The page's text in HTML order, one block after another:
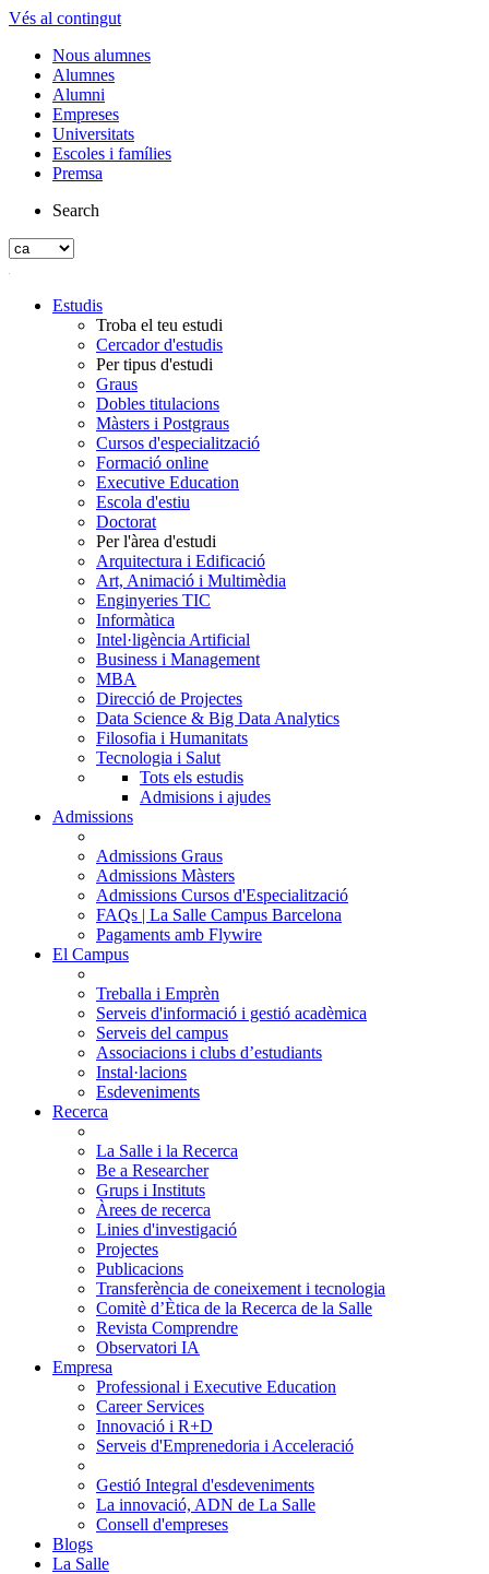
Vés al contingut
Nous alumnes
Alumnes
Alumni
Empreses
Universitats
Escoles i famílies
Premsa
Search
Estudis
Troba el teu estudi
Cercador d'estudis
Per tipus d'estudi
Graus
Dobles titulacions
Màsters i Postgraus
Cursos d'especialització
Formació online
Executive Education
Escola d'estiu
Doctorat
Per l'àrea d'estudi
Arquitectura i Edificació
Art, Animació i Multimèdia
Enginyeries TIC
Informàtica
Intel·ligència Artificial
Business i Management
MBA
Direcció de Projectes
Data Science & Big Data Analytics
Filosofia i Humanitats
Tecnologia i Salut
Tots els estudis
Admisions i ajudes
Admissions
Admissions Graus
Admissions Màsters
Admissions Cursos d'Especialització
FAQs | La Salle Campus Barcelona
Pagaments amb Flywire
El Campus
Treballa i Emprèn
Serveis d'informació i gestió acadèmica
Serveis del campus
Associacions i clubs d’estudiants
Instal·lacions
Esdeveniments
Recerca
La Salle i la Recerca
Be a Researcher
Grups i Instituts
Àrees de recerca
Linies d'investigació
Projectes
Publicacions
Transferència de coneixement i tecnologia
Comitè d’Ètica de la Recerca de la Salle
Revista Comprendre
Observatori IA
Empresa
Professional i Executive Education
Career Services
Innovació i R+D
Serveis d'Emprenedoria i Acceleració
Gestió Integral d'esdeveniments
La innovació, ADN de La Salle
Consell d'empreses
Blogs
La Salle